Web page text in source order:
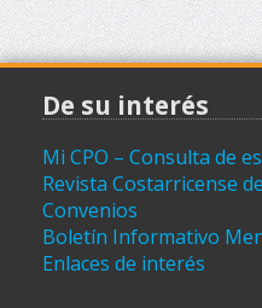
De su interés
Mi CPO – Consulta de
Revista Costarricense
Convenios
Boletín Informativo
Enlaces de interés